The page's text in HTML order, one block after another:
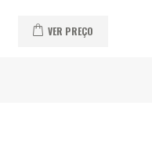
VER PREÇO